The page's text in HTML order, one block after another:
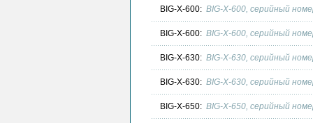
BIG-X-600: BIG-X-600, серийный
BIG-X-600: BIG-X-600, серийный
BIG-X-630: BIG-X-630, серийный
BIG-X-630: BIG-X-630, серийный
BIG-X-650: BIG-X-650, серийный